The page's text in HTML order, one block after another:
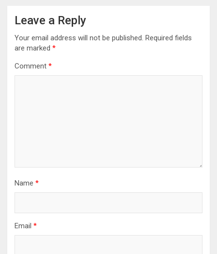
Leave a Reply
Your email address will not be published. Required fields
are marked *
Comment *
Name *
Email *